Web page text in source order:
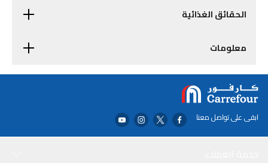
الحقائق الغذائية
معلومات
ابقى على تواصل معنا